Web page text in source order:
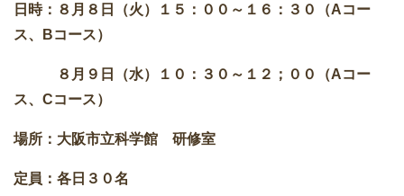
日時：８月８日（火）１５：００～１６：３０（Aコー
ス、Bコース）
８月９日（水）１０：３０～１２；００（Aコー
ス、Cコース）
場所：大阪市立科学館 研修室
定員：各日３０名